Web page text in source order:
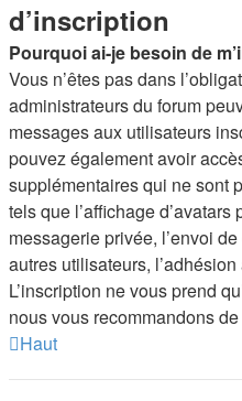
d’inscription
Pourquoi ai-je besoin de
Vous n’êtes pas dans
administrateurs du forum
messages aux utilisateurs
pouvez également avoir
supplémentaires qui ne sont
tels que l’affichage
messagerie privée, l’envoi
autres utilisateurs,
L’inscription ne vous prend
nous vous recommandons
Haut